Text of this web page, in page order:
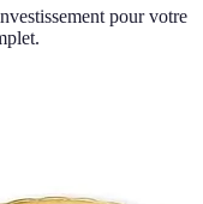
pour votre